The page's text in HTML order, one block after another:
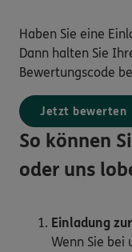
Haben Sie eine
Dann halten Sie
Bewertungscode
Jetzt bewerten
So können
oder uns
Einladung
Wenn Sie bei